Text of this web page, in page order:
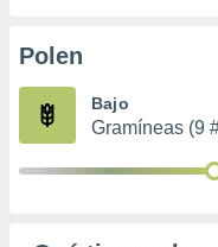
e
mediante
publicidad
publicidad
Polen
Bajo
Gramíneas (9